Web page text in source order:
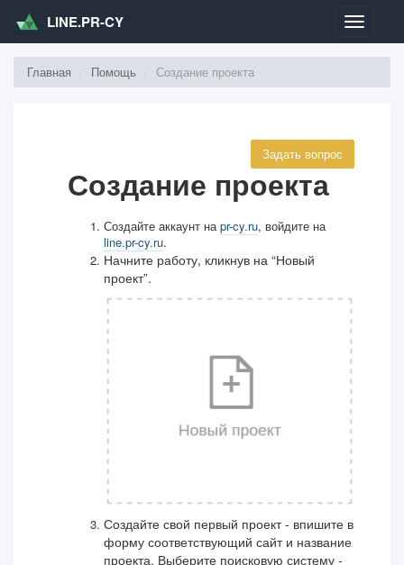
Меню
LINE.PR-CY
Главная Помощь Создание проекта
Задать вопрос
Создание проекта
Создайте аккаунт наpr-cy.ru, войдите на
line.pr-cy.ru.
Начните работу, кликнув на “Новый
проект”.
Создайте свой первый проект - впишите в
форму соответствующий сайт и название
проекта. Выберите поисковую систему -